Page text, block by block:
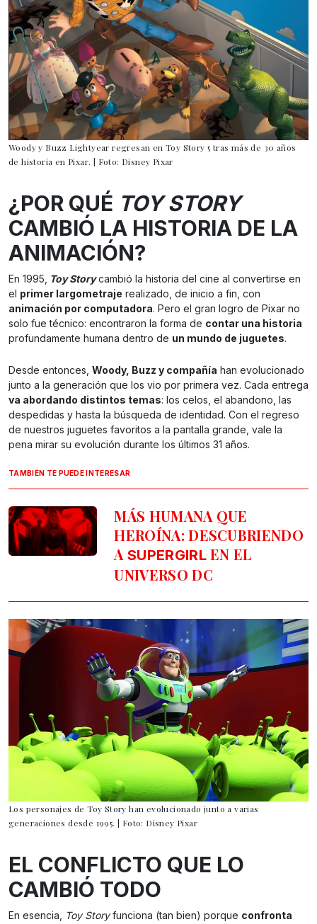
Woody y Buzz Lightyear regresan en Toy Story 5 tras más de 30 años
de historia en Pixar. | Foto: Disney Pixar
¿POR QUÉ TOY STORY
CAMBIÓ LA HISTORIA DE LA
ANIMACIÓN?
En 1995, Toy Storycambió la historia del cine al convertirse en
el primer largometraje realizado, de inicio a fin, con
animación por computadora. Pero el gran logro de Pixar no
solo fue técnico: encontraron la forma de contar una historia
profundamente humana dentro de un mundo de juguetes.
Desde entonces, Woody, Buzz y compañía han evolucionado
junto a la generación que los vio por primera vez. Cada entrega
va abordando distintos temas: los celos, el abandono, las
despedidas y hasta la búsqueda de identidad. Con el regreso
de nuestros juguetes favoritos a la pantalla grande, vale la
pena mirar su evolución durante los últimos 31 años.
TAMBIÉN TE PUEDE INTERESAR
MÁS HUMANA QUE
HEROÍNA: DESCUBRIENDO
A SUPERGIRLEN EL
UNIVERSO DC
Los personajes de Toy Story han evolucionado junto a varias
generaciones desde 1995. | Foto: Disney Pixar
EL CONFLICTO QUE LO
CAMBIÓ TODO
En esencia, Toy Storyfunciona (tan bien) porque confronta